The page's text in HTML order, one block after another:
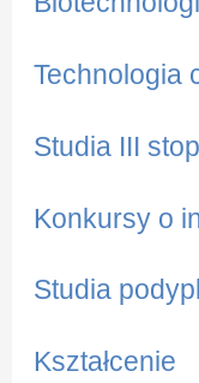
Technologia
Studia III
Konkursy o
Studia
Kształcenie